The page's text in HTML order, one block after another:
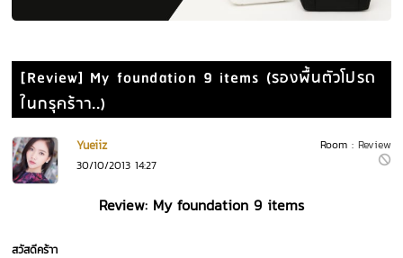
[Review] My foundation 9 items (รองพื้นตัวโปรด
ในกรุคร้าา..)
Room : Review
Yueiiz
30/10/2013 14:27
Review: My foundation 9 items
สวัสดีคร้าา